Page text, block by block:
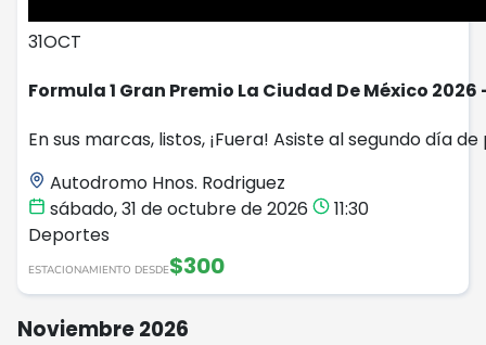
31OCT
Formula 1 Gran Premio La Ciudad De México 2026
En sus marcas, listos, ¡Fuera! Asiste al segundo día
Autodromo Hnos. Rodriguez
sábado, 31 de octubre de 2026
11:30
Deportes
ESTACIONAMIENTO DESDE$300
Noviembre 2026